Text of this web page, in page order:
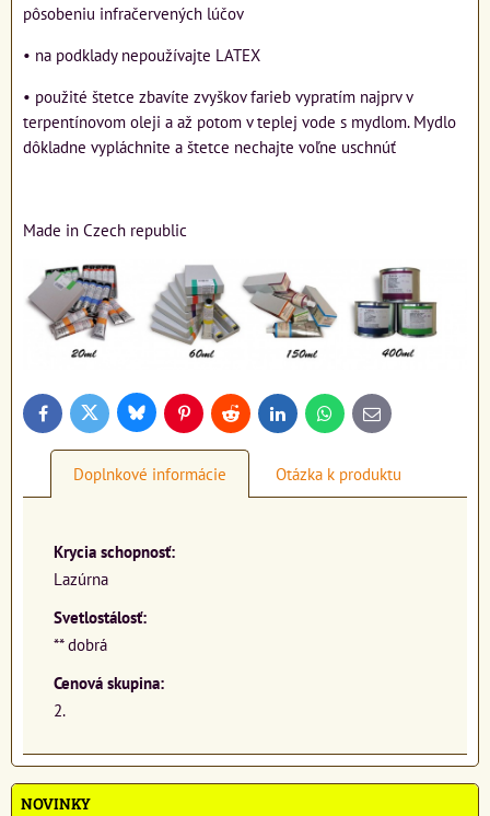
pôsobeniu infračervených lúčov
• na podklady nepoužívajte LATEX
• použité štetce zbavíte zvyškov farieb vypratím najprv v
terpentínovom oleji a až potom v teplej vode s mydlom. Mydlo
dôkladne vypláchnite a štetce nechajte voľne uschnúť
Made in Czech republic
FacebookTwitter BlueskyPinterestReddit LinkedInWhatsApp
E-
mail
Doplnkové informácie Otázka k produktu
Krycia schopnosť:
Lazúrna
Svetlostálosť:
** dobrá
Cenová skupina:
2.
NOVINKY